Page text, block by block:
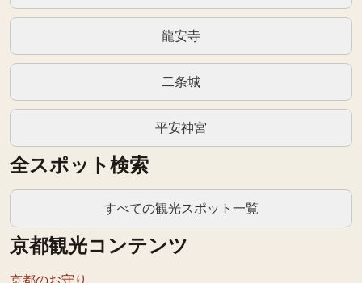
龍安寺
二条城
平安神宮
全スポット検索
すべての観光スポット一覧
京都観光コンテンツ
京都のお守り